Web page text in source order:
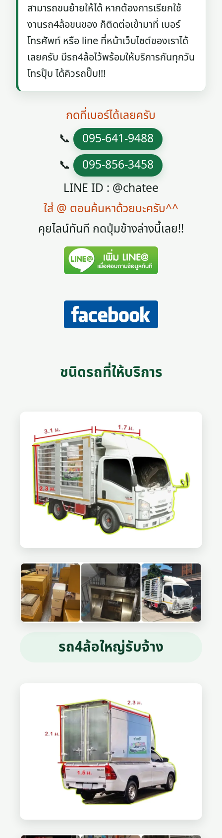
สามารถขนย้ายให้ได้ หากต้องการเรียกใช้
งานรถ4ล้อขนของ ก็ติดต่อเข้ามาที่ เบอร์
โทรศัพท์ หรือ line ที่หน้าเว็บไซต์ของเราได้
เลยครับ มีรถ4ล้อไว้พร้อมให้บริการกันทุกวัน
โทรปุ๊บ ได้คิวรถปั๊บ!!!
กดที่เบอร์ได้เลยครับ
📞 095-641-9488
📞 095-856-3458
LINE ID : @chatee
ใส่ @ ตอนค้นหาด้วยนะครับ^^
คุยไลน์ทันที กดปุ่มข้างล่างนี้เลย!!
ชนิดรถที่ให้บริการ
รถ4ล้อใหญ่รับจ้าง